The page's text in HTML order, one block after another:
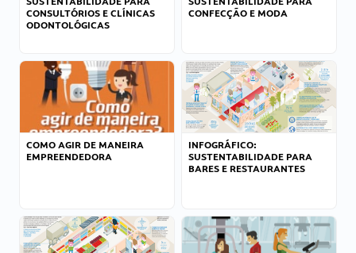
CONSULTÓRIOS E CLÍNICAS
ODONTOLÓGICAS
CONFECÇÃO E MODA
COMO AGIR DE MANEIRA
EMPREENDEDORA
INFOGRÁFICO:
SUSTENTABILIDADE PARA
BARES E RESTAURANTES